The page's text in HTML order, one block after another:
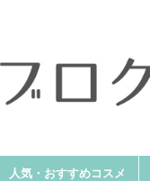
人気・おすすめコスメ